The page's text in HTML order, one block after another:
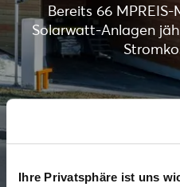
Ihre Privatsphäre ist uns
Bereits 66
Solarwatt-Anlagen